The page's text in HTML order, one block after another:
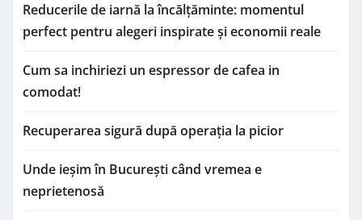
Reducerile de iarnă la încălțăminte: momentul
perfect pentru alegeri inspirate și economii reale
Cum sa inchiriezi un espressor de cafea in
comodat!
Recuperarea sigură după operația la picior
Unde ieșim în București când vremea e
neprietenosă